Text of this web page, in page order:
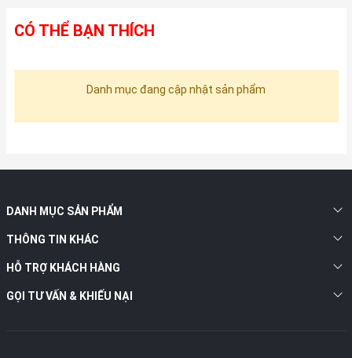
CÓ THỂ BẠN THÍCH
Danh mục đang cập nhật sản phẩm
DANH MỤC SẢN PHẨM
THÔNG TIN KHÁC
HỖ TRỢ KHÁCH HÀNG
GỌI TƯ VẤN & KHIẾU NẠI